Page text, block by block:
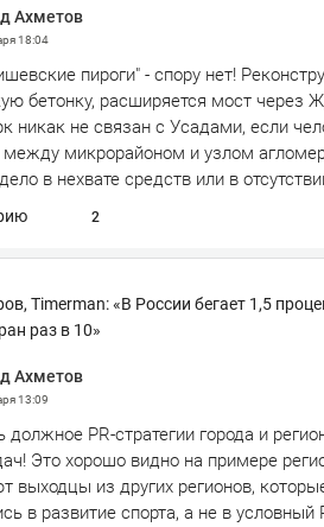
Ахметов
18:04
пироги" - спору нет!
бетонку, расширяется мост через
не связан с Усадами, если
между микрорайоном и узлом
в нехвате средств или в
2
Timerman: «В России бегает 1,5
раз в 10»
Ахметов
13:09
должное PR-стратегии города и
Это хорошо видно на примере
выходцы из других регионов,
в развитие спорта, а не в